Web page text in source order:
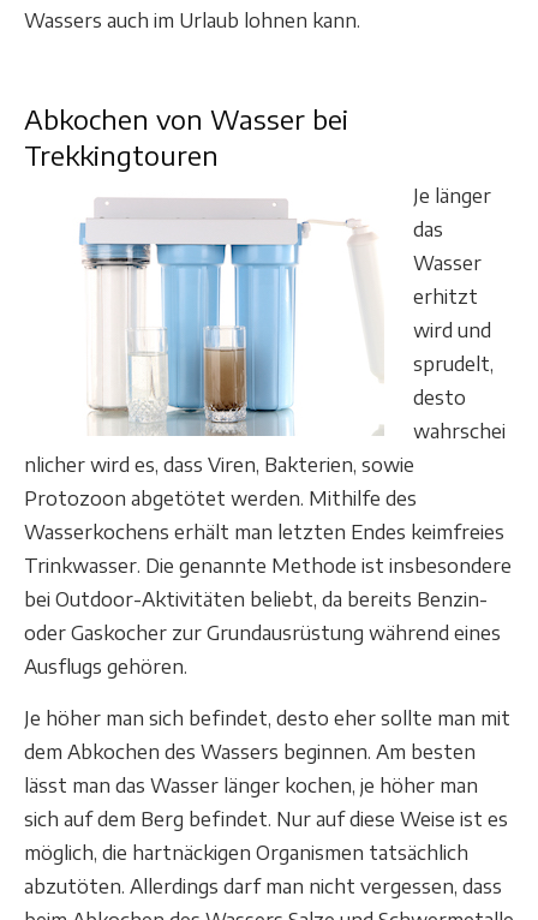
Wassers auch im Urlaub lohnen kann.
Abkochen von Wasser bei
Trekkingtouren
Je länger
das
Wasser
erhitzt
wird und
sprudelt,
desto
wahrschei
nlicher wird es, dass Viren, Bakterien, sowie
Protozoon abgetötet werden. Mithilfe des
Wasserkochens erhält man letzten Endes keimfreies
Trinkwasser. Die genannte Methode ist insbesondere
bei Outdoor-Aktivitäten beliebt, da bereits Benzin-
oder Gaskocher zur Grundausrüstung während eines
Ausflugs gehören.
Je höher man sich befindet, desto eher sollte man mit
dem Abkochen des Wassers beginnen. Am besten
lässt man das Wasser länger kochen, je höher man
sich auf dem Berg befindet. Nur auf diese Weise ist es
möglich, die hartnäckigen Organismen tatsächlich
abzutöten. Allerdings darf man nicht vergessen, dass